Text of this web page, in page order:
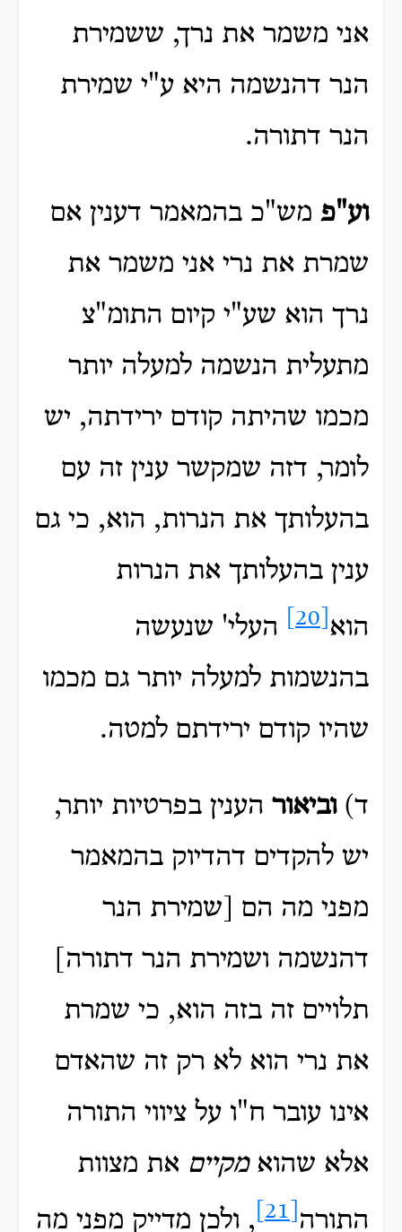
אני משמר את נרך, ששמירת
הנר דהנשמה היא ע"י שמירת
הנר דתורה.
וע"פ מש"כ בהמאמר דענין אם
שמרת את נרי אני משמר את
נרך הוא שע"י קיום התומ"צ
מתעלית הנשמה למעלה יותר
מכמו שהיתה קודם ירידתה, יש
לומר, דזה שמקשר ענין זה עם
בהעלותך את הנרות, הוא, כי גם
ענין בהעלותך את הנרות
הוא
העלי' שנעשה
בהנשמות למעלה יותר גם מכמו
שהיו קודם ירידתם למטה.
ד)וביאור הענין בפרטיות יותר,
יש להקדים דהדיוק בהמאמר
מפני מה הם [שמירת הנר
דהנשמה ושמירת הנר דתורה]
תלויים זה בזה הוא, כי שמרת
את נרי הוא לא רק זה שהאדם
אינו עובר ח"ו על ציווי התורה
אלא שהואמקיים את מצוות
התורה
, ולכן מדייק מפני מה